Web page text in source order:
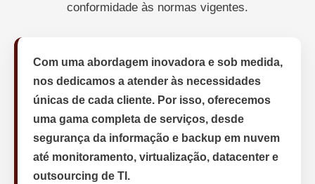
conformidade às normas vigentes.
Com uma abordagem inovadora e sob medida,
nos dedicamos a atender às necessidades
únicas de cada cliente. Por isso, oferecemos
uma gama completa de serviços, desde
segurança da informação e backup em nuvem
até monitoramento, virtualização, datacenter e
outsourcing de TI.